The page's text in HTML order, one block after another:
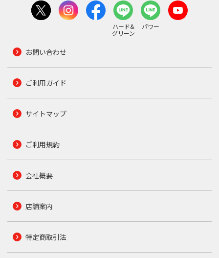
ハード&
グリーン
パワー
お問い合わせ
ご利用ガイド
サイトマップ
ご利用規約
会社概要
店舗案内
特定商取引法